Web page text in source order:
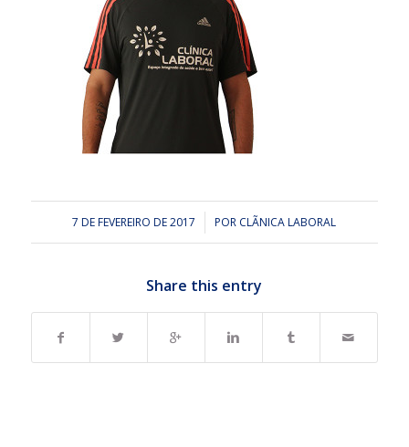
7 DE FEVEREIRO DE 2017
/ POR CLÃ­NICA LABORAL
Share this entry